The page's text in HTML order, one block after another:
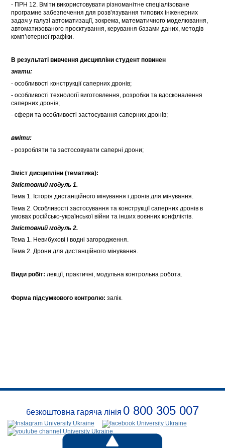
- ПРН 12. Вміти використовувати різноманітне спеціалізоване
програмне забезпечення для розв’язування типових інженерних
задач у галузі автоматизації, зокрема, математичного моделювання,
автоматизованого проєктування, керування базами даних, методів
комп’ютерної графіки.
В результаті вивчення дисципліни студент повинен
знати:
- особливості конструкції саперних дронів;
- особливості технології виготовлення, розробки та вдосконалення
саперних дронів;
- сфери та особливості застосування саперних дронів;
вміти:
- розробляти та застосовувати саперні дрони;
Зміст дисципліни (тематика):
Змістовний модуль 1.
Тема 1. Історія дистанційного мінування і дронів для мінування.
Тема 2. Особливості застосування та конструкції саперних дронів в
умовах російсько-української війни та інших воєнних конфліктів.
Змістовний модуль 2.
Тема 1. Невибухові і водні загородження.
Тема 2. Дрони для дистанційного мінування.
Види робіт:лекції, практичні, модульна контрольна робота.
Форма підсумкового контролю: залік.
безкоштовна гаряча лінія 0 800 305 007
Про
заклад